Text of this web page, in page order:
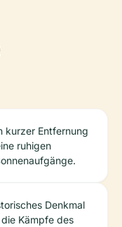
kurzer Entfernung
ruhigen
Denkmal
Kämpfe des